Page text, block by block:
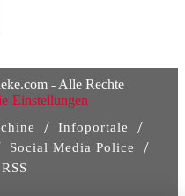
- Alle Rechte
Einstellungen
/ Infoportale /
Social Media Police /
RSS